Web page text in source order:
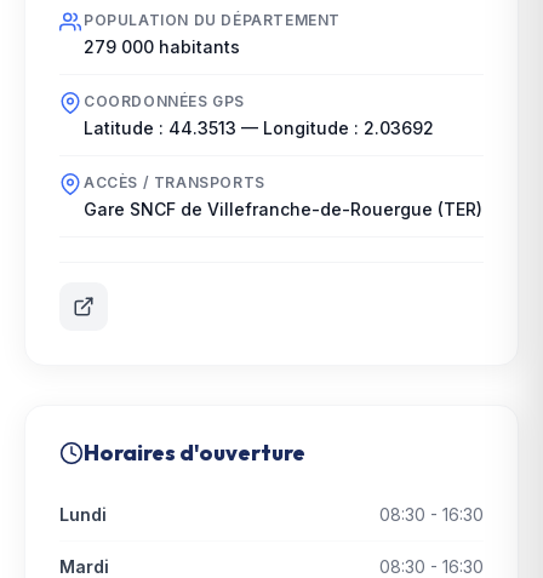
POPULATION DU DÉPARTEMENT
279 000 habitants
COORDONNÉES GPS
Latitude : 44.3513 — Longitude : 2.03692
ACCÈS / TRANSPORTS
Gare SNCF de Villefranche-de-Rouergue (TER)
Horaires d'ouverture
Lundi 08:30 - 16:30
Mardi 08:30 - 16:30